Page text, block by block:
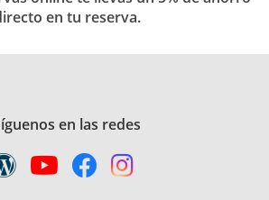
en tu reserva.
en las redes